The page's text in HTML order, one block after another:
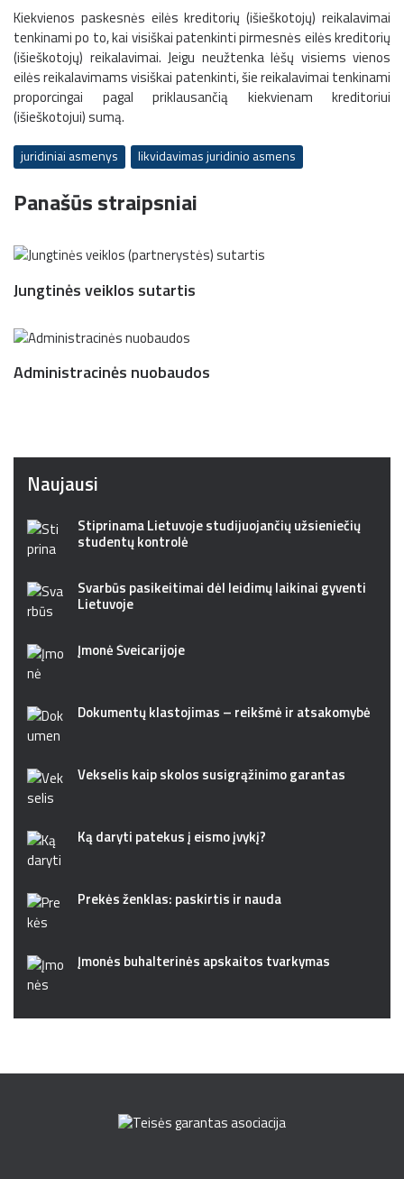
Kiekvienos paskesnės eilės kreditorių (išieškotojų) reikalavimai
tenkinami po to, kai visiškai patenkinti pirmesnės eilės kreditorių
(išieškotojų) reikalavimai. Jeigu neužtenka lėšų visiems vienos
eilės reikalavimams visiškai patenkinti, šie reikalavimai tenkinami
proporcingai pagal priklausančią kiekvienam kreditoriui
(išieškotojui) sumą.
juridiniai asmenys likvidavimas juridinio asmens
Panašūs straipsniai
Jungtinės veiklos sutartis
Administracinės nuobaudos
Naujausi
Stiprinama Lietuvoje studijuojančių užsieniečių
studentų kontrolė
Svarbūs pasikeitimai dėl leidimų laikinai gyventi
Lietuvoje
Įmonė Šveicarijoje
Dokumentų klastojimas – reikšmė ir atsakomybė
Vekselis kaip skolos susigrąžinimo garantas
Ką daryti patekus į eismo įvykį?
Prekės ženklas: paskirtis ir nauda
Įmonės buhalterinės apskaitos tvarkymas